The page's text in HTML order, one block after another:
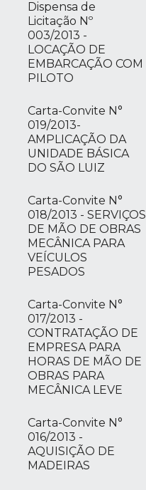
Dispensa de
Licitação Nº
003/2013 -
LOCAÇÃO DE
EMBARCAÇÃO COM
PILOTO
Carta-Convite N°
019/2013-
AMPLICAÇÃO DA
UNIDADE BÁSICA
DO SÃO LUIZ
Carta-Convite N°
018/2013 - SERVIÇOS
DE MÃO DE OBRAS
MECÂNICA PARA
VEÍCULOS
PESADOS
Carta-Convite N°
017/2013 -
CONTRATAÇÃO DE
EMPRESA PARA
HORAS DE MÃO DE
OBRAS PARA
MECÂNICA LEVE
Carta-Convite N°
016/2013 -
AQUISIÇÃO DE
MADEIRAS